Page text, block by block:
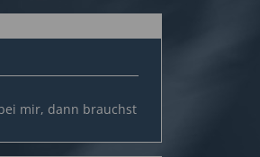
mir, dann brauchst